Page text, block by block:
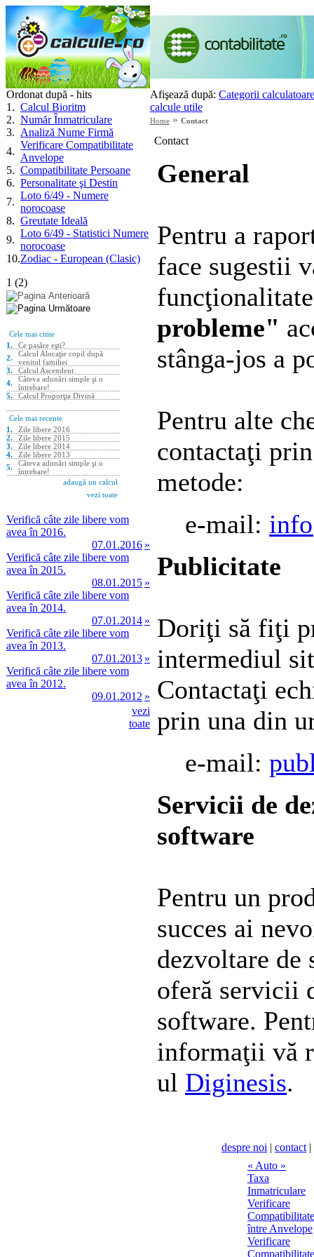
Ordonat după - hits
1 . Calcul Bioritm
2. Număr Înmatriculare
3. Analiză Nume Firmă
4.
Verificare Compatibilitate
Anvelope
5. Compatibilitate Persoane
6. Personalitate şi Destin
7.
Loto 6/49 - Numere
norocoase
8. Greutate Ideală
9.
Loto 6/49 - Statistici Numere
norocoase
10.Zodiac - European (Clasic)
1 (2)
Verifică câte zile libere vom
avea în 2016.
07.01.2016 »
Verifică câte zile libere vom
avea în 2015.
08.01.2015 »
Verifică câte zile libere vom
avea în 2014.
07.01.2014 »
Verifică câte zile libere vom
avea în 2013.
07.01.2013 »
Verifică câte zile libere vom
avea în 2012.
09.01.2012 »
vezi
toate
Afişează după: Categorii calculatoare
calcule utile
Home » Contact
Contact
General
Pentru a
face sugestii
probleme"
stânga-jos a
Pentru alte
contactaţi
metode:
e-mail:
Publicitate
Doriţi să fiţi
intermediul
Contactaţi
prin una din
e-mail:
Servicii de
software
Pentru un
succes ai
dezvoltare de
oferă servicii
software.
informaţii vă
ul Diginesis.
despre noi | contact |